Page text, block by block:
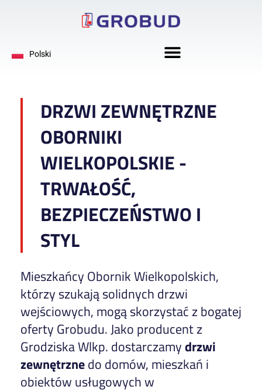
Polski
English
DRZWI ZEWNĘTRZNE
OBORNIKI
WIELKOPOLSKIE -
TRWAŁOŚĆ,
BEZPIECZEŃSTWO I
STYL
Mieszkańcy Obornik Wielkopolskich,
którzy szukają solidnych drzwi
wejściowych, mogą skorzystać z bogatej
oferty Grobudu. Jako producent z
Grodziska Wlkp. dostarczamydrzwi
zewnętrznedo domów, mieszkań i
obiektów usługowych w